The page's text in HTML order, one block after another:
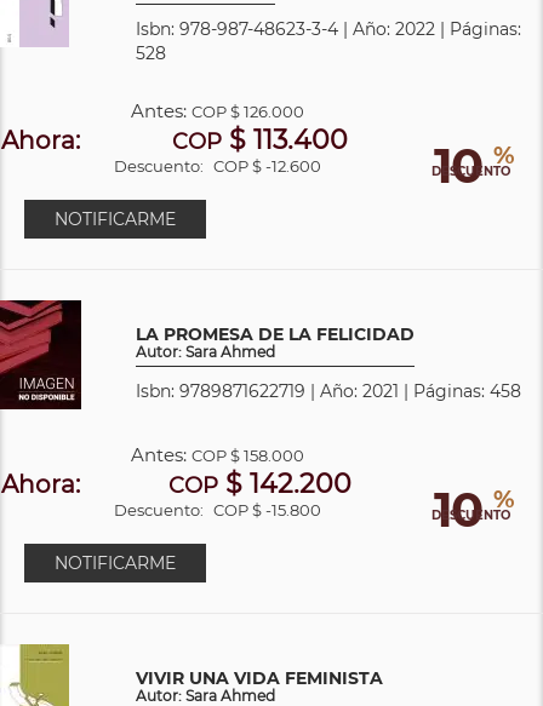
Isbn: 978-987-48623-3-4 | Año: 2022 | Páginas:
528
10 %
DESCUENTO
Antes: COP$ 126.000
Ahora: COP$ 113.400
Descuento: COP $ -12.600
NOTIFICARME
LA PROMESA DE LA FELICIDAD
Autor: Sara Ahmed
Isbn: 9789871622719 | Año: 2021 | Páginas: 458
10 %
DESCUENTO
Antes: COP$ 158.000
Ahora: COP$ 142.200
Descuento: COP $ -15.800
NOTIFICARME
VIVIR UNA VIDA FEMINISTA
Autor: Sara Ahmed